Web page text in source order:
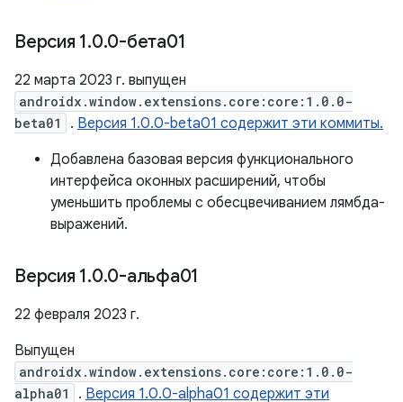
Версия 1.0.0-бета01
22 марта 2023 г. выпущен
androidx.window.extensions.core:core:1.0.0-
beta01
. Версия 1.0.0-beta01 содержит эти коммиты.
Добавлена ​​базовая версия функционального
интерфейса оконных расширений, чтобы
уменьшить проблемы с обесцвечиванием лямбда-
выражений.
Версия 1.0.0-альфа01
22 февраля 2023 г.
Выпущен
androidx.window.extensions.core:core:1.0.0-
alpha01
. Версия 1.0.0-alpha01 содержит эти